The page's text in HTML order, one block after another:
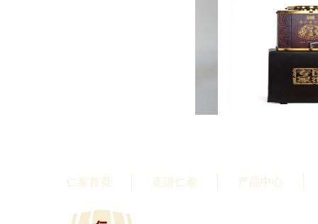
仁泰首页 走进仁泰 产品中心